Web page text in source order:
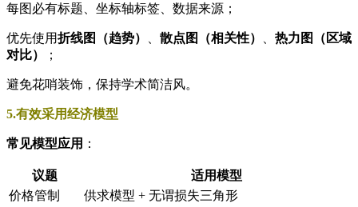
每图必有标题、坐标轴标签、数据来源；
优先使用折线图（趋势） 散点图（相关性）
热力图（区域
对比）
；
避免花哨装饰，保持学术简洁风。
5.有效采用经济模型
常见模型应用 ：
议题
适用模型
价格管制
供求模型 + 无谓损失三角形